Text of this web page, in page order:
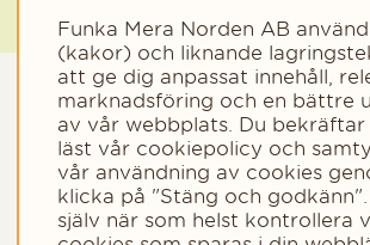
Funka Mera Norden AB
(kakor) och liknande
att ge dig anpassat innehåll,
marknadsföring och en bättre
av vår webbplats. Du
läst vår cookiepolicy och
vår användning av cookies
klicka på "Stäng och
själv när som helst kontrollera